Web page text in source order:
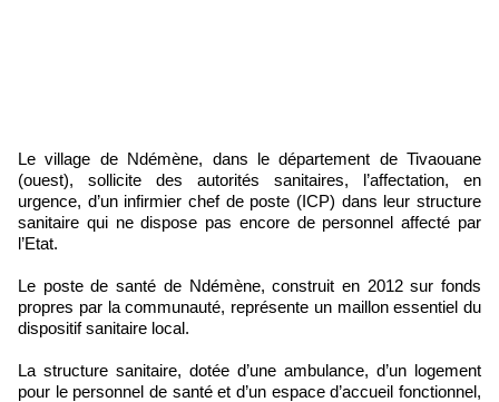
Le village de Ndémène, dans le département de Tivaouane
(ouest), sollicite des autorités sanitaires, l’affectation, en
urgence, d’un infirmier chef de poste (ICP) dans leur structure
sanitaire qui ne dispose pas encore de personnel affecté par
l’Etat.
Le poste de santé de Ndémène, construit en 2012 sur fonds
propres par la communauté, représente un maillon essentiel du
dispositif sanitaire local.
La structure sanitaire, dotée d’une ambulance, d’un logement
pour le personnel de santé et d’un espace d’accueil fonctionnel,